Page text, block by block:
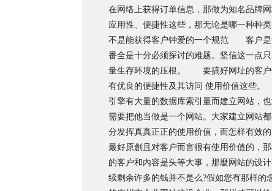
在网络上获得订单信息，那做为知名品牌
应用性、便捷性这些，那无论是哪一种
不是能获得客户钟爱的一个规范 客户是
番全是十分必须探讨的难题。坚信这一点
量生存环境的压根。 要搞好网址的客户
有优良的便捷性及其访问 使用价值这些
引擎有大量的数据库索引量而建立网站，
需要把他当做是一个网站。大家建立网站
分发挥真真正正的使用价值，而怎样有效
最好原創且对客户而言很有使用价值的
的客户和內容是头等大事，那麼网站的设
续剩余许多的钱并不是么?假如您有那样